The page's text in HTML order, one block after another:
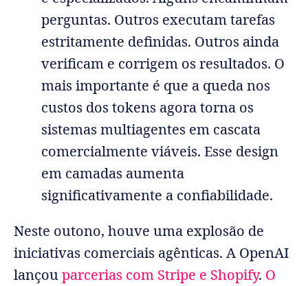
perguntas. Outros executam tarefas
estritamente definidas. Outros ainda
verificam e corrigem os resultados. O
mais importante é que a queda nos
custos dos tokens agora torna os
sistemas multiagentes em cascata
comercialmente viáveis. Esse design
em camadas aumenta
significativamente a confiabilidade.
Neste outono, houve uma explosão de
iniciativas comerciais agênticas. A OpenAI
lançouparcerias com Stripe e Shopify. O